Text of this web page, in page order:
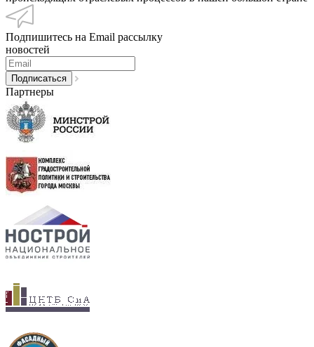
Подпишитесь на Email рассылку
новостей
Партнеры